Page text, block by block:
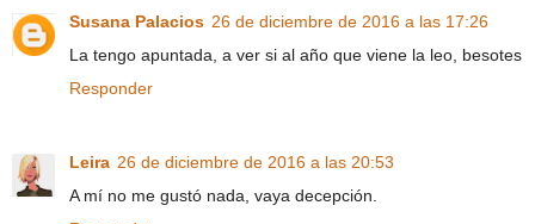
Susana Palacios 26 de diciembre de 2016 a las 17:26
La tengo apuntada, a ver si al año que viene la leo, besotes
Responder
Leira 26 de diciembre de 2016 a las 20:53
A mí no me gustó nada, vaya decepción.